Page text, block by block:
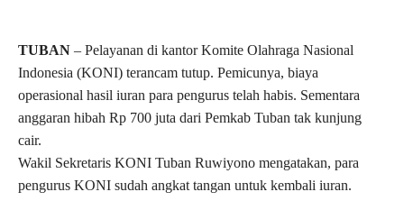
TUBAN – Pelayanan di kantor Komite Olahraga Nasional
Indonesia (KONI) terancam tutup. Pemicunya, biaya
operasional hasil iuran para pengurus telah habis. Sementara
anggaran hibah Rp 700 juta dari Pemkab Tuban tak kunjung
cair.
Wakil Sekretaris KONI Tuban Ruwiyono mengatakan, para
pengurus KONI sudah angkat tangan untuk kembali iuran.